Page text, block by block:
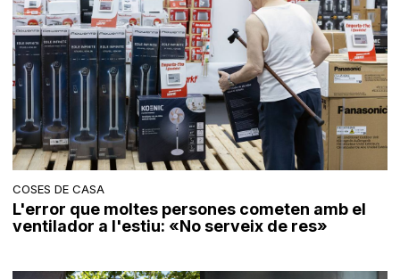
COSES DE CASA
L'error que moltes persones cometen amb el
ventilador a l'estiu: «No serveix de res»